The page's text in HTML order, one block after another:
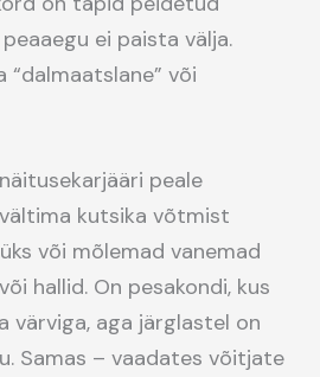
ei paista välja.
“dalmaatslane” või
peale
kutsika võtmist
või mõlemad vanemad
hallid. On pesakondi, kus
värviga, aga järglastel on
Samas – vaadates võitjate